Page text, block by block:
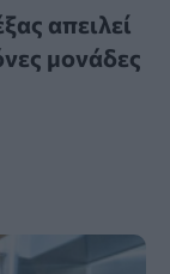
απειλεί
μονάδες